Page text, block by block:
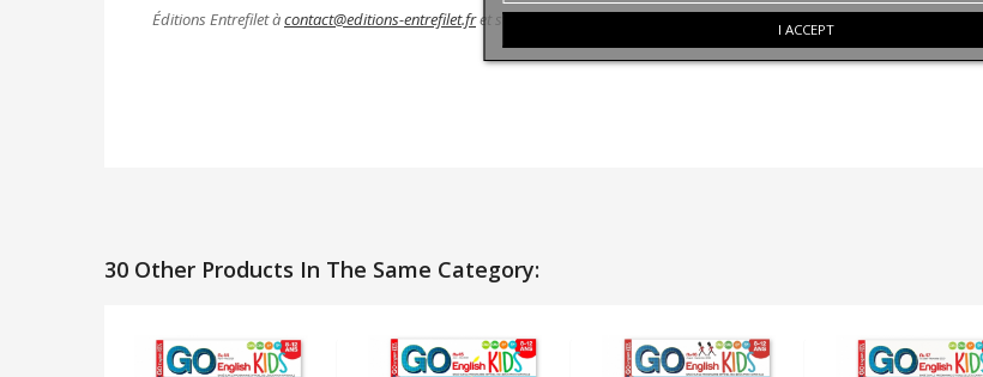
Éditions Entrefilet àcontact@editions-entrefilet.fret s’acquitter de droits qui seront calculés au cas par cas.
30 Other Products In The Same Category:
I ACCEPT